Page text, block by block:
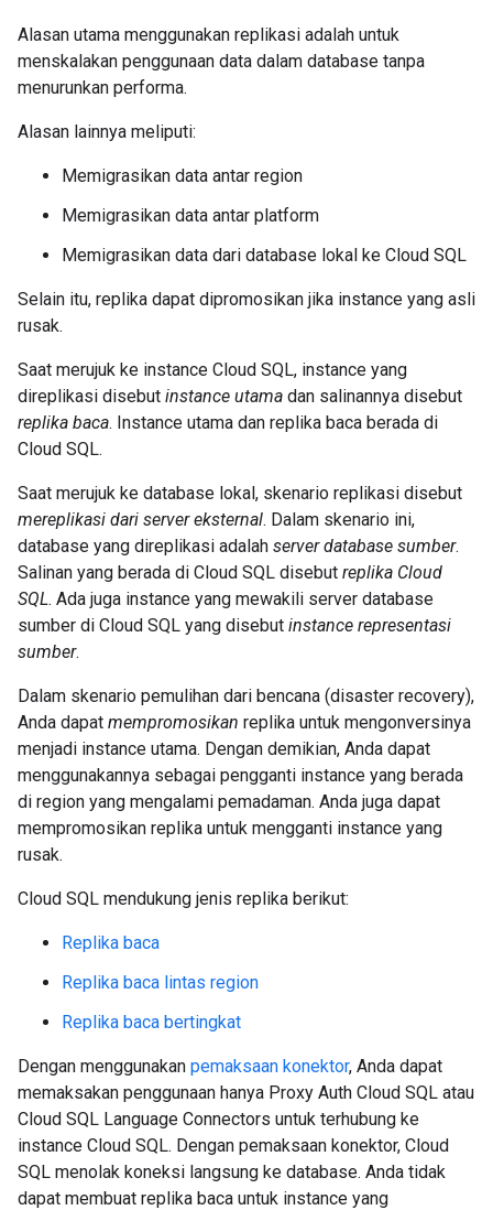
Alasan utama menggunakan replikasi adalah untuk
menskalakan penggunaan data dalam database tanpa
menurunkan performa.
Alasan lainnya meliputi:
Memigrasikan data antar region
Memigrasikan data antar platform
Memigrasikan data dari database lokal ke Cloud SQL
Selain itu, replika dapat dipromosikan jika instance yang asli
rusak.
Saat merujuk ke instance Cloud SQL, instance yang
direplikasi disebut instance utama dan salinannya disebut
replika baca. Instance utama dan replika baca berada di
Cloud SQL.
Saat merujuk ke database lokal, skenario replikasi disebut
mereplikasi dari server eksternal. Dalam skenario ini,
database yang direplikasi adalah server database sumber.
Salinan yang berada di Cloud SQL disebut replika Cloud
SQL. Ada juga instance yang mewakili server database
sumber di Cloud SQL yang disebut instance representasi
sumber.
Dalam skenario pemulihan dari bencana (disaster recovery),
Anda dapat mempromosikan replika untuk mengonversinya
menjadi instance utama. Dengan demikian, Anda dapat
menggunakannya sebagai pengganti instance yang berada
di region yang mengalami pemadaman. Anda juga dapat
mempromosikan replika untuk mengganti instance yang
rusak.
Cloud SQL mendukung jenis replika berikut:
Replika baca
Replika baca lintas region
Replika baca bertingkat
Dengan menggunakan pemaksaan konektor, Anda dapat
memaksakan penggunaan hanya Proxy Auth Cloud SQL atau
Cloud SQL Language Connectors untuk terhubung ke
instance Cloud SQL. Dengan pemaksaan konektor, Cloud
SQL menolak koneksi langsung ke database. Anda tidak
dapat membuat replika baca untuk instance yang